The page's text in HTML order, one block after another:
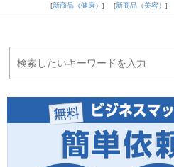
新商品（健康）
新商品（美容）